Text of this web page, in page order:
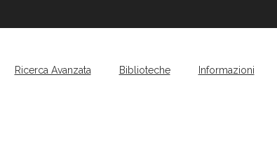
Ricerca Avanzata Biblioteche Informazioni